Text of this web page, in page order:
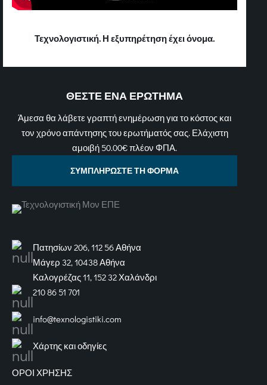
Τεχνολογιστική. Η εξυπηρέτηση έχει όνομα.
ΘΕΣΤΕ ΕΝΑ ΕΡΩΤΗΜΑ
Άμεσα θα λάβετε γραπτή ενημέρωση για το κόστος και
τον χρόνο απάντησης του ερωτήματός σας. Ελάχιστη
αμοιβή 50.00€ πλέον ΦΠΑ.
ΣΥΜΠΛΗΡΩΣΤΕ ΤΗ ΦΟΡΜΑ
Πατησίων 206, 112 56 Αθήνα
Μάγερ 32, 10438 Αθήνα
Καλογρέζας 11, 152 32 Χαλάνδρι
210 86 51 701
info@texnologistiki.com
Χάρτης και οδηγίες
ΟΡΟΙ ΧΡΗΣΗΣ